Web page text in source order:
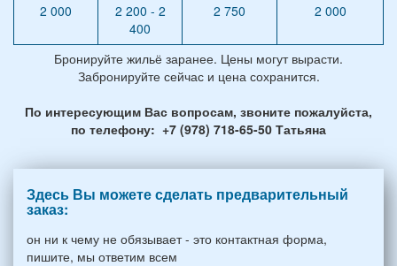
2 000
2 200 - 2
400
2 750 2 000
Бронируйте жильё заранее. Цены могут вырасти.
Забронируйте сейчас и цена сохранится.
По интересующим Вас вопросам, звоните пожалуйста,
по телефону: +7 (978) 718-65-50 Татьяна
Здесь Вы можете сделать предварительный
заказ:
он ни к чему не обязывает - это контактная форма,
пишите, мы ответим всем